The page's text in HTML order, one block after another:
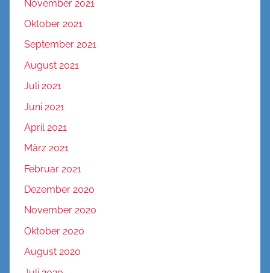
November 2021
Oktober 2021
September 2021
August 2021
Juli 2021
Juni 2021
April 2021
März 2021
Februar 2021
Dezember 2020
November 2020
Oktober 2020
August 2020